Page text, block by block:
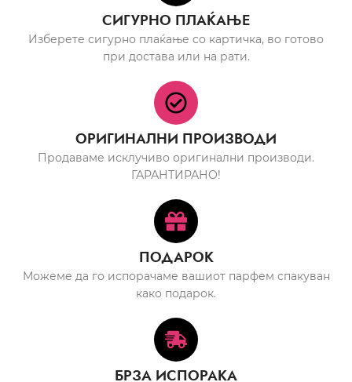
СИГУРНО ПЛАЌАЊЕ
Изберете сигурно плаќање со картичка, во готово
при достава или на рати.
ОРИГИНАЛНИ ПРОИЗВОДИ
Продаваме исклучиво оригинални производи.
ГАРАНТИРАНО!
ПОДАРОК
Можеме да го испорачаме вашиот парфем спакуван
како подарок.
БРЗА ИСПОРАКА